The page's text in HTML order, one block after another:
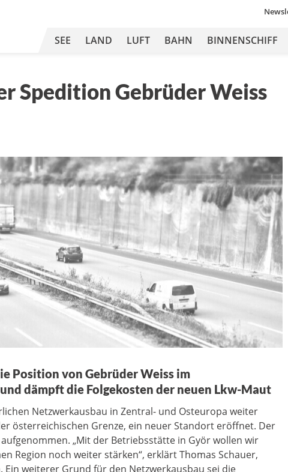
SEE LAND LUFT BAHN BINNENSCHIFF
Spedition Gebrüder Weiss
Position von Gebrüder Weiss im
dämpft die Folgekosten der neuen Lkw-Maut
Netzwerkausbau in Zentral- und Osteuropa weiter
österreichischen Grenze, ein neuer Standort eröffnet. Der
„Mit der Betriebsstätte in Györ wollen wir
Region noch weiter stärken“, erklärt Thomas Schauer,
weiterer Grund für den Netzwerkausbau sei die